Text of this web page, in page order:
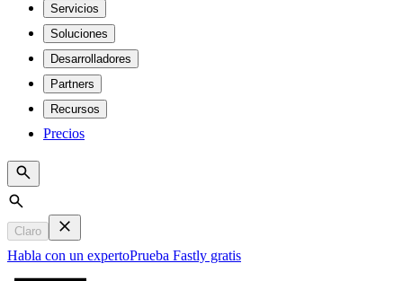
Servicios
Soluciones
Desarrolladores
Partners
Recursos
Precios
Search
Claro
Habla con un expertoPrueba Fastly gratis